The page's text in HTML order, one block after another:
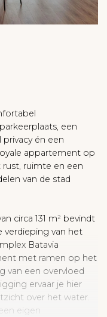
een
én een
appartement op
ruimte en een
van de stad
circa 131 m² bevindt
verdieping van het
Batavia
met ramen op het
van een overvloed
ervaar je hier
over het water.
eigen